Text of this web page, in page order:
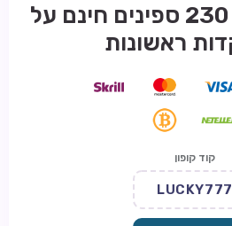
עד €2,200 + 230 ספינים חינם על
קוד קופון
LUCKY777